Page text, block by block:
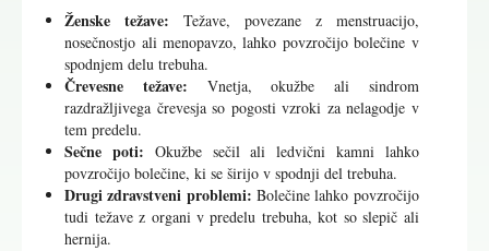
Ženske težave: Težave, povezane z menstruacijo,
nosečnostjo ali menopavzo, lahko povzročijo bolečine v
spodnjem delu trebuha.
Črevesne težave: Vnetja, okužbe ali sindrom
razdražljivega črevesja so pogosti vzroki za nelagodje v
tem predelu.
Sečne poti: Okužbe sečil ali ledvični kamni lahko
povzročijo bolečine, ki se širijo v spodnji del trebuha.
Drugi zdravstveni problemi: Bolečine lahko povzročijo
tudi težave z organi v predelu trebuha, kot so slepič ali
hernija.